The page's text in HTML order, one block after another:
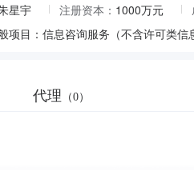
星宇 注册资本： 1000万元
代理 （0）